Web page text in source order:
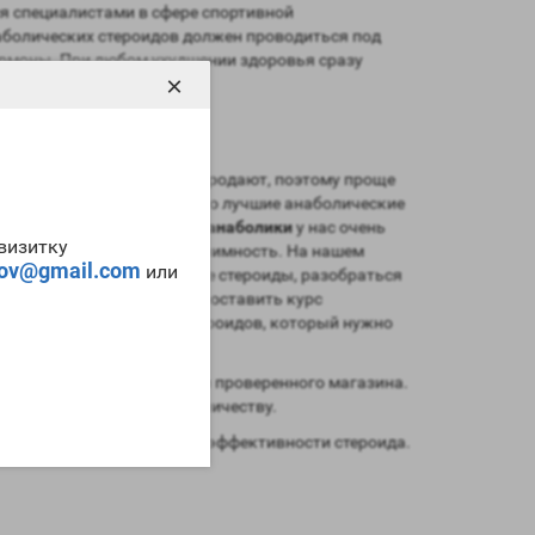
или
×
специалистами в сфере спортивной
стероидов должен проводиться под
При любом ухудшении здоровья сразу
рецепта от врача их не продают, поэтому проще
предлагает только лучшие анаболические
Купить анаболикиу нас очень
вашей двери, полная анонимность. На нашем
про анаболические стероиды, разобраться
вам помогут составить курс
вред анаболических стероидов, который нужно
авторитет надежного и проверенного магазина.
и всегда рад сотрудничеству.
применения или эффективности стероида.